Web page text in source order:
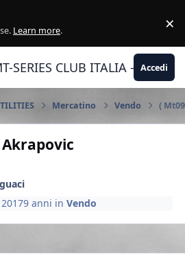
Learn more. ×
SERIES CLUB ITALIA -Accedi
Mercatino Vendo (
Akrapovic
9 anni inVendo